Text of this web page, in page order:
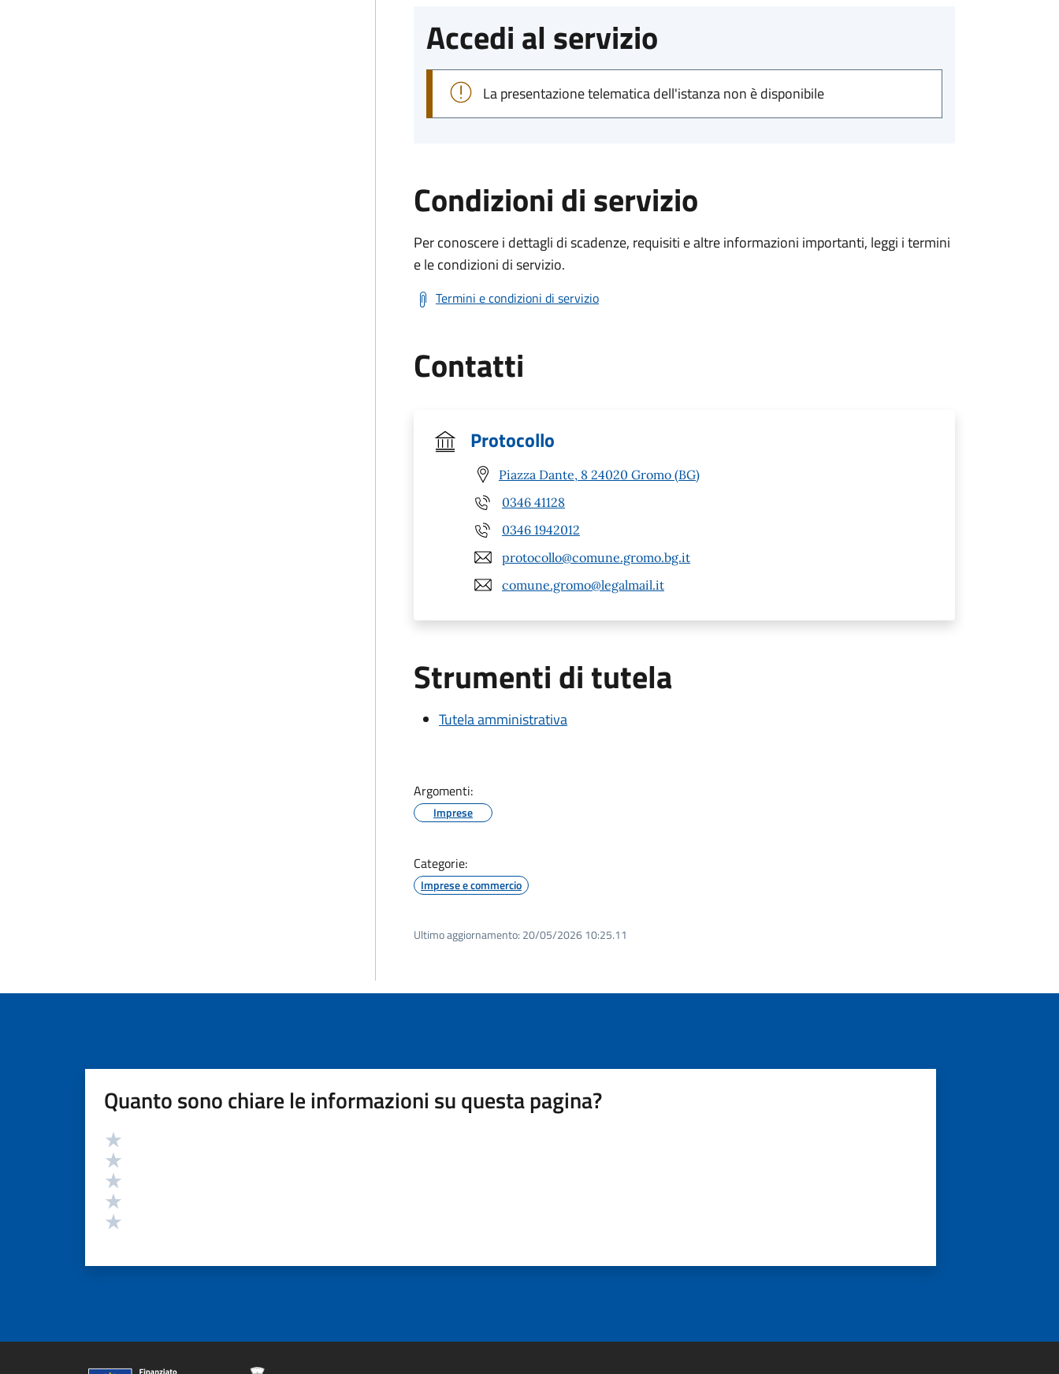
Accedi al servizio
La presentazione telematica dell'istanza non è disponibile
Condizioni di servizio
Per conoscere i dettagli di scadenze, requisiti e altre informazioni importanti, leggi i termini
e le condizioni di servizio.
Termini e condizioni di servizio
Contatti
Protocollo
Piazza Dante, 8 24020 Gromo (BG)
0346 41128
0346 1942012
protocollo@comune.gromo.bg.it
comune.gromo@legalmail.it
Strumenti di tutela
Tutela amministrativa
Argomenti:
Imprese
Categorie:
Imprese e commercio
Ultimo aggiornamento: 20/05/2026 10:25.11
Quanto sono chiare le informazioni su questa pagina?
Valutazione